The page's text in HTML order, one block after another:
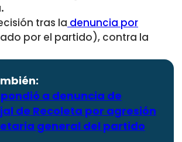
tras la denuncia por
por el partido), contra la
a denuncia de
de Recoleta por agresión
general del partido